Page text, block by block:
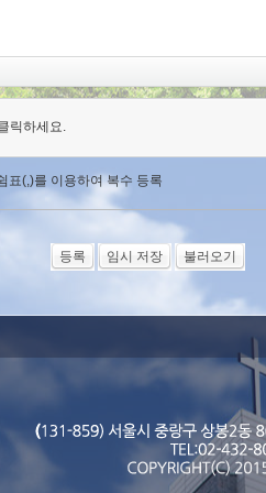
릭하세요.
표(,)를 이용하여 복수 등록
임시 저장 불러오기